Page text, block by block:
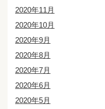
2020年11月
2020年10月
2020年9月
2020年8月
2020年7月
2020年6月
2020年5月